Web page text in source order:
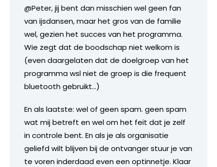
@Peter, jij bent dan misschien wel geen fan
van ijsdansen, maar het gros van de familie
wel, gezien het succes van het programma.
Wie zegt dat de boodschap niet welkom is
(even daargelaten dat de doelgroep van het
programma wsl niet de groep is die frequent
bluetooth gebruikt…)
En als laatste: wel of geen spam. geen spam
wat mij betreft en wel om het feit dat je zelf
in controle bent. En als je als organisatie
geliefd wilt blijven bij de ontvanger stuur je van
te voren inderdaad even een optinnetje. Klaar